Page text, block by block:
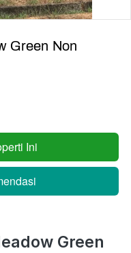
Green Non
Ini
Green